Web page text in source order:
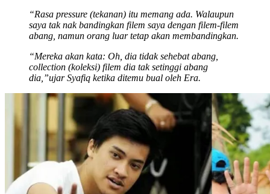
“Rasa pressure (tekanan) itu memang ada. Walaupun
saya tak nak bandingkan filem saya dengan filem-filem
abang, namun orang luar tetap akan membandingkan.
“Mereka akan kata: Oh, dia tidak sehebat abang,
collection (koleksi) filem dia tak setinggi abang
dia,”ujar Syafiq ketika ditemu bual oleh Era.